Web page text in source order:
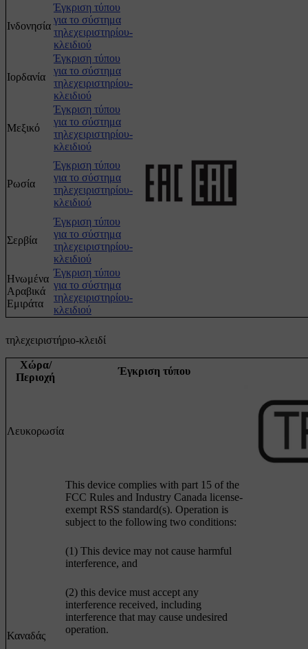
Ινδονησία
Έγκριση τύπου
για το σύστημα
τηλεχειριστηρίου-
κλειδιού
Ιορδανία
Έγκριση τύπου
για το σύστημα
τηλεχειριστηρίου-
κλειδιού
Μεξικό
Έγκριση τύπου
για το σύστημα
τηλεχειριστηρίου-
κλειδιού
Ρωσία
Έγκριση τύπου
για το σύστημα
τηλεχειριστηρίου-
κλειδιού
Σερβία
Έγκριση τύπου
για το σύστημα
τηλεχειριστηρίου-
κλειδιού
Ηνωμένα
Αραβικά
Εμιράτα
Έγκριση τύπου
για το σύστημα
τηλεχειριστηρίου-
κλειδιού
τηλεχειριστήριο-κλειδί
Χώρα/
Περιοχή
Έγκριση τύπου
Λευκορωσία
Καναδάς
This device complies with part 15 of the
FCC Rules and Industry Canada license-
exempt RSS standard(s). Operation is
subject to the following two conditions:
(1) This device may not cause harmful
interference, and
(2) this device must accept any
interference received, including
interference that may cause undesired
operation.